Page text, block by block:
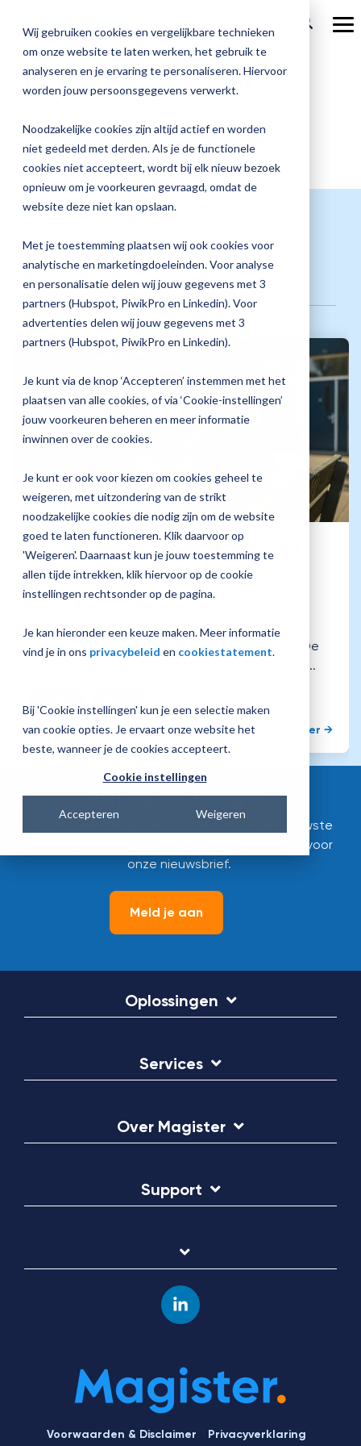
Wij gebruiken cookies en vergelijkbare technieken
om onze website te laten werken, het gebruik te
analyseren en je ervaring te personaliseren. Hiervoor
worden jouw persoonsgegevens verwerkt.
Noodzakelijke cookies zijn altijd actief en worden
niet gedeeld met derden. Als je de functionele
cookies niet accepteert, wordt bij elk nieuw bezoek
opnieuw om je voorkeuren gevraagd, omdat de
website deze niet kan opslaan.
Met je toestemming plaatsen wij ook cookies voor
analytische en marketingdoeleinden. Voor analyse
en personalisatie delen wij jouw gegevens met 3
partners (Hubspot, PiwikPro en Linkedin). Voor
advertenties delen wij jouw gegevens met 3
partners (Hubspot, PiwikPro en Linkedin).
Je kunt via de knop ‘Accepteren’ instemmen met het
plaatsen van alle cookies, of via ‘Cookie-instellingen’
jouw voorkeuren beheren en meer informatie
inwinnen over de cookies.
Je kunt er ook voor kiezen om cookies geheel te
weigeren, met uitzondering van de strikt
noodzakelijke cookies die nodig zijn om de website
goed te laten functioneren. Klik daarvoor op
'Weigeren'. Daarnaast kun je jouw toestemming te
allen tijde intrekken, klik hiervoor op de cookie
instellingen rechtsonder op de pagina.
Je kan hieronder een keuze maken. Meer informatie
vind je in ons privacybeleid en cookiestatement.
Bij 'Cookie instellingen' kun je een selectie maken
van cookie opties. Je ervaart onze website het
beste, wanneer je de cookies accepteert.
Cookie instellingen
Accepteren Weigeren
Onze
Magister MX
Aanmelden
& verzuim
Magister To do
Magister Join
Magister Inzicht
Magister Kluisjes
alle
oplossingen
vooruit
Magister is
Docenten
Onderwijsondersteunend personeel
Leerlingen
Ouders
Onze
Check-up
Quickscan
Applicatiebeheer
Overstappen
Academy
Training op jouw school
Praktische informatie
Check-
in
kwaliteit
van
jouw
inrichting.
Vraag
een
check-
Over Magister
Actueel
Magister Journaal
Over ons
Werken bij Magister
Gebruikerspanel
Media & Pers
Magister actueel
nieuwsberichten van Magister.
Rooster
2College wijzigt rooster pijlsnel met
slechts een druk op de knop.
Magister:12 november 2025
Gepersonaliseerd onderwijs met een klassieke
manier van roosteren is haast onuitvoerbaar. De
hoeveelheid dagelijkse roosterwijzigingen voor...
Lees verder →
Blijf op de hoogte.
Altijd als eerste op de hoogte zijn van de nieuwste
ontwikkelingen van Magister? Meld je dan aan voor
onze nieuwsbrief.
Meld je aan
Oplossingen
Services
Over Magister
Support
Voorwaarden & Disclaimer Privacyverklaring
Linkedin